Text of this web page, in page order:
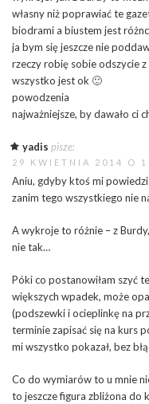
własny niż poprawiać te
biodrami a biustem jest
ja bym się jeszcze nie
rzeczy robię sobie odszycie
wszystko jest ok 🙂
powodzenia
najważniejsze, by dawało ci
yadis pisze:
29 KWIETNIA 2014 O
Aniu, gdyby ktoś mi
zanim tego wszystkiego nie
A wykroje to różnie – z
nie tak…
Póki co postanowiłam szyć
większych wpadek, może
(podszewki i ocieplinkę na
terminie zapisać się na kurs
mi wszystko pokazał, bez
Co do wymiarów to u mnie
to jeszcze figura zbliżona do